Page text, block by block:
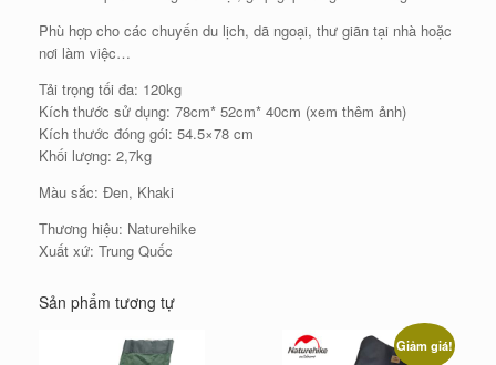
Phù hợp cho các chuyến du lịch, dã ngoại, thư giãn tại nhà hoặc
nơi làm việc…
Tải trọng tối đa: 120kg
Kích thước sử dụng: 78cm* 52cm* 40cm (xem thêm ảnh)
Kích thước đóng gói: 54.5×78 cm
Khối lượng: 2,7kg
Màu sắc: Đen, Khaki
Thương hiệu: Naturehike
Xuất xứ: Trung Quốc
Sản phẩm tương tự
Giảm giá!